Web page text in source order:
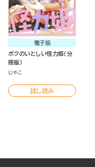
電子版
ボクのいとしい怪力姫（分
冊版）
じゃこ
試し読み